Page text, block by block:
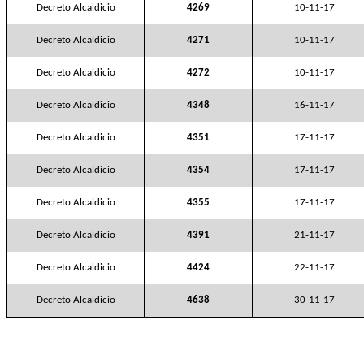
Decreto Alcaldicio 4269 10-11-17
Decreto Alcaldicio 4271 10-11-17
Decreto Alcaldicio 4272 10-11-17
Decreto Alcaldicio 4348 16-11-17
Decreto Alcaldicio 4351 17-11-17
Decreto Alcaldicio 4354 17-11-17
Decreto Alcaldicio 4355 17-11-17
Decreto Alcaldicio 4391 21-11-17
Decreto Alcaldicio 4424 22-11-17
Decreto Alcaldicio 4638 30-11-17